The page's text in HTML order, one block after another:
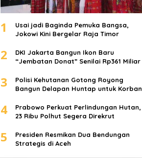
1
Usai jadi Baginda Pemuka Bangsa,
Jokowi Kini Bergelar Raja Timor
2
DKI Jakarta Bangun Ikon Baru
“Jembatan Donat” Senilai Rp361 Miliar
3
Polisi Kehutanan Gotong Royong
Bangun Delapan Huntap untuk Korban
4
Prabowo Perkuat Perlindungan Hutan,
23 Ribu Polhut Segera Direkrut
5
Presiden Resmikan Dua Bendungan
Strategis di Aceh